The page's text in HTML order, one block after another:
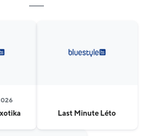
čas, na který se těšíte celý rok.
pro vás děláme s láskou.
Last Minute Léto